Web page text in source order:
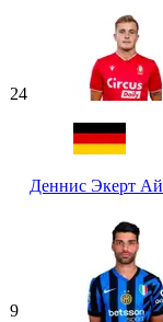
24
Деннис Экерт
9